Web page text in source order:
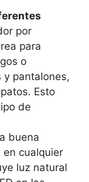
por
para
o
y pantalones,
Esto
de
buena
cualquier
luz natural